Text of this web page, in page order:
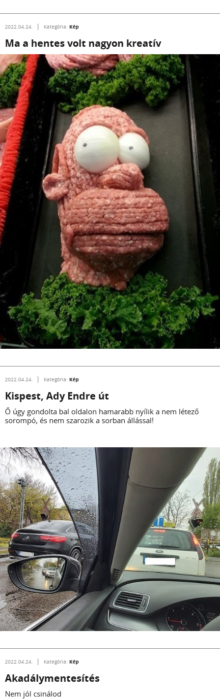
2022.04.24. Kategória: Kép
Ma a hentes volt nagyon kreatív
2022.04.24. Kategória: Kép
Kispest, Ady Endre út
Ő úgy gondolta bal oldalon hamarabb nyílik a nem létező
sorompó, és nem szarozik a sorban állással!
2022.04.24. Kategória: Kép
Akadálymentesítés
Nem jól csinálod